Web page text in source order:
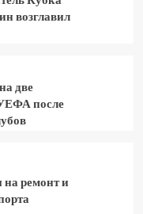
возглавил
две
после
на ремонт и